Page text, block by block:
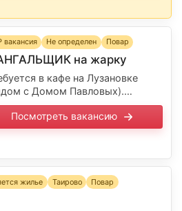
…
вакансия Не определен Повар
на жарку
в кафе на Лузановке
с Домом Павловых).
800 - 1000 грн/день.
по телефону.
пожалуйста,
на …
Посмотреть вакансию
жилье Таирово Повар